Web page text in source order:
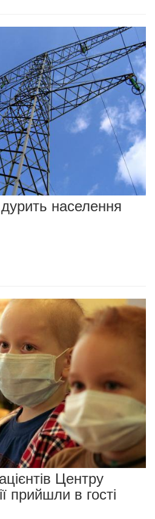
населення
Центру
прийшли в гості